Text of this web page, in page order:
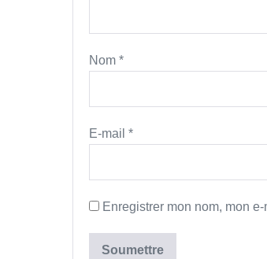
Nom *
E-mail *
Enregistrer mon nom, mon